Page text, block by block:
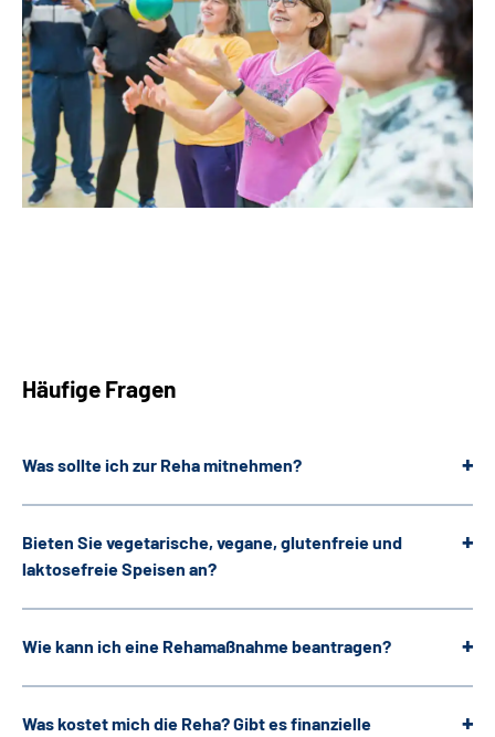
Häufige Fragen
Was sollte ich zur Reha mitnehmen?
Bieten Sie vegetarische, vegane, glutenfreie und
laktosefreie Speisen an?
Wie kann ich eine Rehamaßnahme beantragen?
Was kostet mich die Reha? Gibt es finanzielle